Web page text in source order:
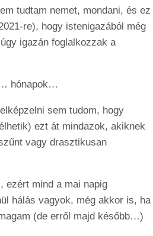
tudtam nemet, mondani, és ez
re), hogy istenigazából még
igazán foglalkozzak a
hónapok…
sem tudom, hogy
ezt át mindazok, akiknek
vagy drasztikusan
ezért mind a mai napig
hálás vagyok, még akkor is, ha
(de erről majd később…)